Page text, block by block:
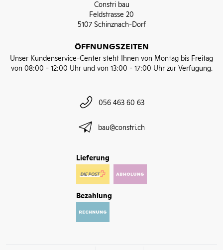
Constri bau
Feldstrasse 20
5107 Schinznach-Dorf
ÖFFNUNGSZEITEN
Unser Kundenservice-Center steht Ihnen von Montag bis Freitag
von 08:00 - 12:00 Uhr und von 13:00 - 17:00 Uhr zur Verfügung.
056 463 60 63
bau@constri.ch
Lieferung
Bezahlung